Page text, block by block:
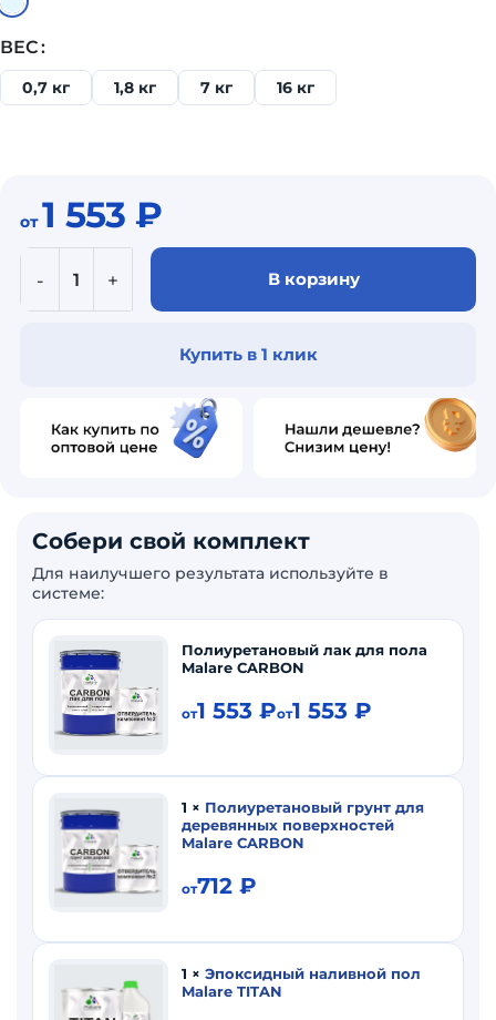
ВЕС
0,7 кг 1,8 кг 7 кг 16 кг
от1 553 ₽
В корзину
Купить в 1 клик
Собери свой комплект
Полиуретановый лак для пола
Malare CARBON
от1 553 ₽от1 553 ₽
1 × Полиуретановый грунт для
деревянных поверхностей
Malare CARBON
от712 ₽
1 × Эпоксидный наливной пол
Malare TITAN
Для наилучшего результата используйте в
системе: